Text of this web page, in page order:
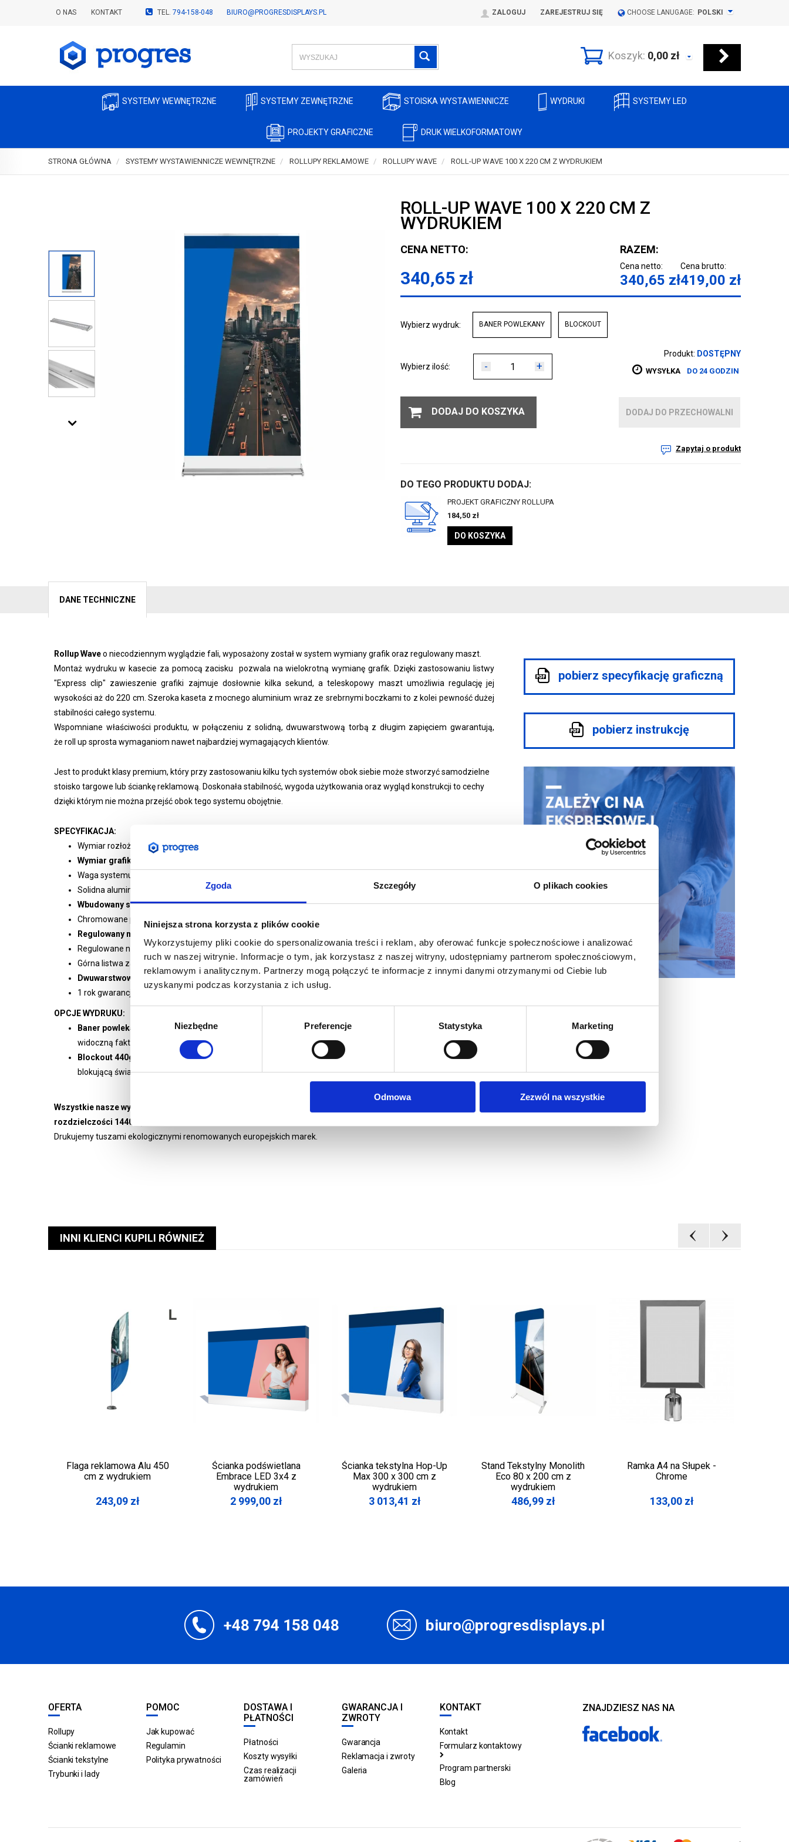
Zgoda Szczegóły O plikach cookies
Niniejsza strona korzysta z plików cookie
Wykorzystujemy pliki cookie do spersonalizowania treści i reklam, aby oferować funkcje społecznościowe i analizować
ruch w naszej witrynie. Informacje o tym, jak korzystasz z naszej witryny, udostępniamy partnerom społecznościowym,
reklamowym i analitycznym. Partnerzy mogą połączyć te informacje z innymi danymi otrzymanymi od Ciebie lub
uzyskanymi podczas korzystania z ich usług.
zgody
Niezbędne Preferencje Statystyka Marketing
Odmowa Zezwól na wszystkie
O NAS KONTAKT TEL. 794-158-048 BIURO@PROGRESDISPLAYS.PL ZALOGUJ ZAREJESTRUJ SIĘ CHOOSE LANUGAGE: POLSKI
Koszyk: 0,00 zł
SYSTEMY WEWNĘTRZNE SYSTEMY ZEWNĘTRZNE STOISKA WYSTAWIENNICZE WYDRUKI SYSTEMY LED
PROJEKTY GRAFICZNE DRUK WIELKOFORMATOWY
STRONA GŁÓWNA SYSTEMY WYSTAWIENNICZE WEWNĘTRZNE ROLLUPY REKLAMOWE ROLLUPY WAVE ROLL-UP WAVE 100 X 220 CM Z WYDRUKIEM
ROLL-UP WAVE 100 X 220 CM Z
WYDRUKIEM
CENA NETTO:
340,65 zł
RAZEM:
Cena netto:
340,65 zł
Cena brutto:
419,00 zł
Wybierz wydruk: BANER POWLEKANY BLOCKOUT
Wybierz ilość: - +
Produkt: DOSTĘPNY
WYSYŁKA DO 24 GODZIN
DODAJ DO KOSZYKA DODAJ DO PRZECHOWALNI
Zapytaj o produkt
DO TEGO PRODUKTU DODAJ:
PROJEKT GRAFICZNY ROLLUPA
184,50 zł
DO KOSZYKA
DANE TECHNICZNE
Rollup Waveo niecodziennym wyglądzie fali, wyposażony został w system wymiany grafik oraz regulowany maszt.
Montaż wydruku w kasecie za pomocą zacisku pozwala na wielokrotną wymianę grafik. Dzięki zastosowaniu listwy
"Express clip" zawieszenie grafiki zajmuje dosłownie kilka sekund, a teleskopowy maszt umożliwia regulację jej
wysokości aż do 220 cm. Szeroka kaseta z mocnego aluminium wraz ze srebrnymi boczkami to z kolei pewność dużej
stabilności całego systemu.
Wspomniane właściwości produktu, w połączeniu z solidną, dwuwarstwową torbą z długim zapięciem gwarantują,
że roll up sprosta wymaganiom nawet najbardziej wymagających klientów.
Jest to produkt klasy premium, który przy zastosowaniu kilku tych systemów obok siebie może stworzyć samodzielne
stoisko targowe lub ściankę reklamową. Doskonała stabilność, wygoda użytkowania oraz wygląd konstrukcji to cechy
dzięki którym nie można przejść obok tego systemu obojętnie.
SPECYFIKACJA:
Wymiar rozłożonego systemu w mm: 2220 (wys.) x 1020 (szer.) x 205 (gł.)
Wymiar grafiki w mm: 2200 (wys.) x 1000 (szer.)
Waga systemu wraz z grafiką: 3,5 kg
Solidna aluminiowa kaseta poddana anodowaniu
Wbudowany system szybkiej wymiany grafik
Chromowane plastikowe wykończenie kasety
Regulowany maszt teleskopowy
Regulowane nóżki w przedniej części kasety
Górna listwa zatrzaskowa
Dwuwarstwowa torba z zapięciem po długości
1 rok gwarancji
OPCJE WYDRUKU:
Baner powlekany 510g/m2 druk UV -
standardowy materiał do rollupów z matowym wykończeniem z lekko
widoczną fakturą
Blockout 440g/m2 druk UV- materiał dedykowany do roll-upów o gładkiej matowej powierzchni z przekładką
blokującą światło, grafika nie zawija się na bokach
Wszystkie nasze wydruki są wysokiej jakości, pełnokolorowe, drukowane cyfrowo w technologii UV LED w
rozdzielczości 1440 dpi
Drukujemy tuszami ekologicznymi renomowanych europejskich marek.
pobierz specyfikację graficzną
pobierz instrukcję
INNI KLIENCI KUPILI RÓWNIEŻ
Flaga reklamowa Alu 450
cm z wydrukiem
243,09 zł
Ścianka podświetlana
Embrace LED 3x4 z
wydrukiem
2 999,00 zł
Ścianka tekstylna Hop-Up
Max 300 x 300 cm z
wydrukiem
3 013,41 zł
Stand Tekstylny Monolith
Eco 80 x 200 cm z
wydrukiem
486,99 zł
Ramka A4 na Słupek -
Chrome
133,00 zł
+48 794 158 048 biuro@progresdisplays.pl
OFERTA
Rollupy
Ścianki reklamowe
Ścianki tekstylne
Trybunki i lady
POMOC
Jak kupować
Regulamin
Polityka prywatności
DOSTAWA I
PŁATNOŚCI
Płatności
Koszty wysyłki
Czas realizacji
zamówień
GWARANCJA I
ZWROTY
Gwarancja
Reklamacja i zwroty
Galeria
KONTAKT
Kontakt
Formularz kontaktowy
Program partnerski
Blog
ZNAJDZIESZ NAS NA